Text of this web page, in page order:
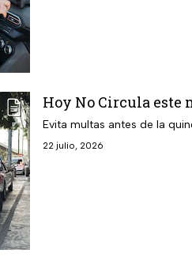
Hoy No Circula este
Evita multas antes de la
22 julio, 2026